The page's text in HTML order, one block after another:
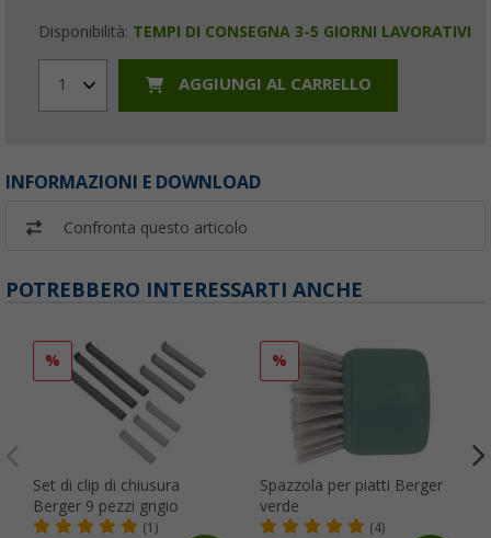
Disponibilità: TEMPI DI CONSEGNA 3-5 GIORNI LAVORATIVI
1 AGGIUNGI AL CARRELLO
INFORMAZIONI E DOWNLOAD
Confronta questo articolo
POTREBBERO INTERESSARTI ANCHE
%
Set di clip di chiusura
Berger 9 pezzi grigio
(1)
%
Spazzola per piatti Berger
verde
(4)